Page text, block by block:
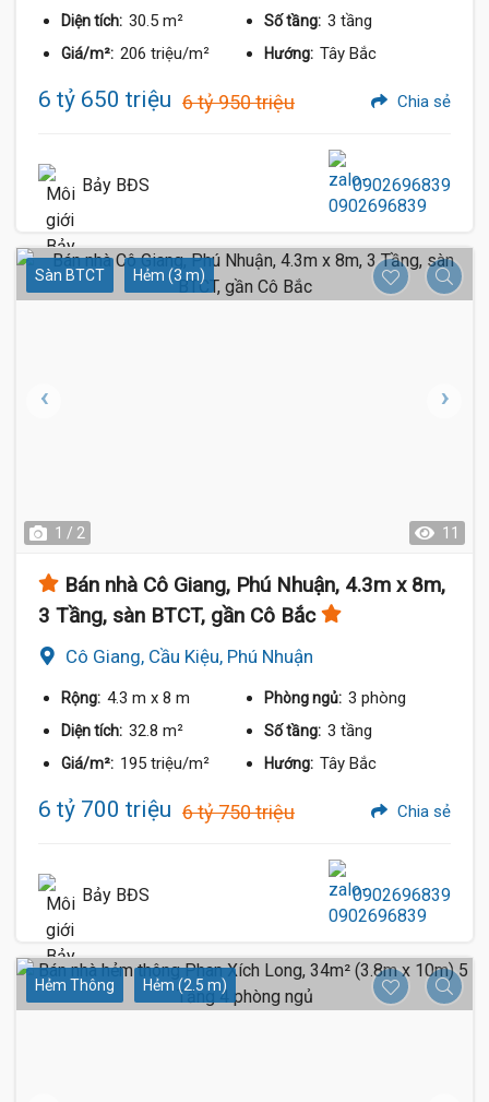
Diện tích: 30.5 m² Số tầng: 3 tầng
Giá/m²: 206 triệu/m² Hướng: Tây Bắc
6 tỷ 650 triệu 6 tỷ 950 triệu Chia sẻ
Bảy BĐS 0902696839
Sàn BTCT Hẻm (3 m)
1 / 2 11
Bán nhà Cô Giang, Phú Nhuận, 4.3m x 8m,
3 Tầng, sàn BTCT, gần Cô Bắc
Cô Giang, Cầu Kiệu, Phú Nhuận
Rộng: 4.3 m x 8 m Phòng ngủ: 3 phòng
Diện tích: 32.8 m² Số tầng: 3 tầng
Giá/m²: 195 triệu/m² Hướng: Tây Bắc
6 tỷ 700 triệu 6 tỷ 750 triệu Chia sẻ
Bảy BĐS 0902696839
Hẻm Thông Hẻm (2.5 m)